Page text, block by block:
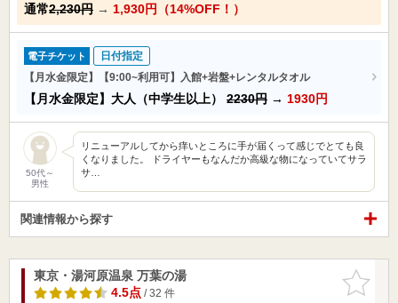
通常2,230円 → 1,930円（14%OFF！）
電子チケット
日付指定
【月水金限定】【9:00~利用可】入館+岩盤+レンタルタオル
【月水金限定】大人（中学生以上） 2230円 → 1930円
50代～
男性
リニューアルしてから痒いところに手が届くって感じでとても良
くなりました。 ドライヤーもなんだか高級な物になっていてサラ
サ…
関連情報から探す
お気に入
りに追加
東京・湯河原温泉 万葉の湯
4.5点/ 32 件